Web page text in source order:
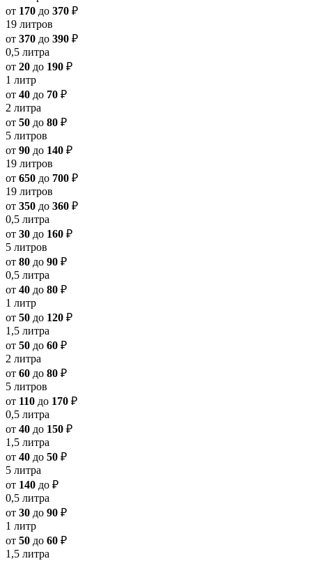
от 170 до 370 ₽
19 литров
от 370 до 390 ₽
0,5 литра
от 20 до 190 ₽
1 литр
от 40 до 70 ₽
2 литра
от 50 до 80 ₽
5 литров
от 90 до 140 ₽
19 литров
от 650 до 700 ₽
19 литров
от 350 до 360 ₽
0,5 литра
от 30 до 160 ₽
5 литров
от 80 до 90 ₽
0,5 литра
от 40 до 80 ₽
1 литр
от 50 до 120 ₽
1,5 литра
от 50 до 60 ₽
2 литра
от 60 до 80 ₽
5 литров
от 110 до 170 ₽
0,5 литра
от 40 до 150 ₽
1,5 литра
от 40 до 50 ₽
5 литра
от 140 до ₽
0,5 литра
от 30 до 90 ₽
1 литр
от 50 до 60 ₽
1,5 литра